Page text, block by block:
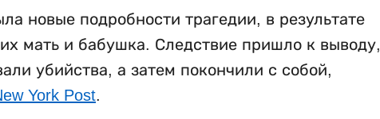
новые подробности трагедии, в результате
мать и бабушка. Следствие пришло к выводу,
убийства, а затем покончили с собой,
York Post.